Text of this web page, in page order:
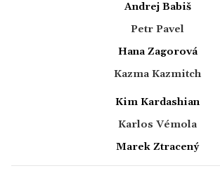
Andrej Babiš
Petr Pavel
Hana Zagorová
Kazma Kazmitch
Kim Kardashian
Karlos Vémola
Marek Ztracený